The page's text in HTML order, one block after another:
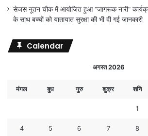
सेजस नूतन चौक में आयोजित हुआ “जागरूक नारी”
के साथ बच्चों को यातायात सुरक्षा की भी दी गई जानकारी
Calendar
अगस्त 2026
मंगल बुध गुरु शुक्र शनि
1
4 5 6 7 8